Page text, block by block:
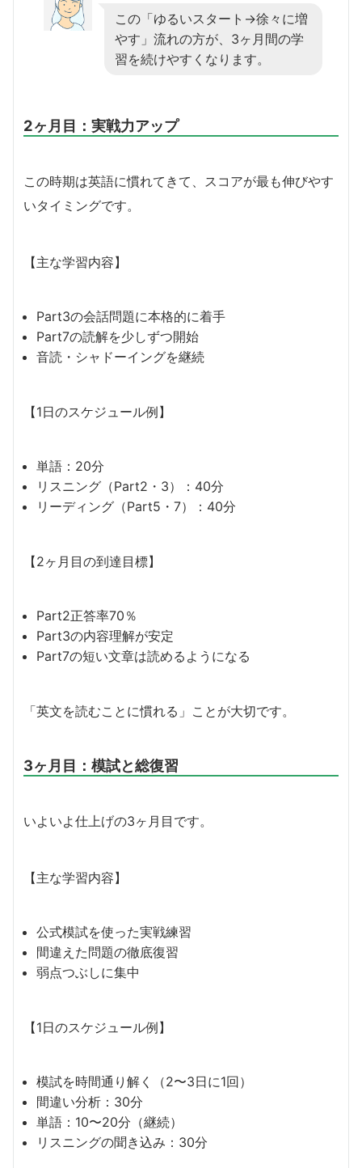
この「ゆるいスタート→徐々に増
やす」流れの方が、3ヶ月間の学
習を続けやすくなります。
2ヶ月目：実戦力アップ
この時期は英語に慣れてきて、スコアが最も伸びやす
いタイミングです。
【主な学習内容】
Part3の会話問題に本格的に着手
Part7の読解を少しずつ開始
音読・シャドーイングを継続
【1日のスケジュール例】
単語：20分
リスニング（Part2・3）：40分
リーディング（Part5・7）：40分
【2ヶ月目の到達目標】
Part2正答率70％
Part3の内容理解が安定
Part7の短い文章は読めるようになる
「英文を読むことに慣れる」ことが大切です。
3ヶ月目：模試と総復習
いよいよ仕上げの3ヶ月目です。
【主な学習内容】
公式模試を使った実戦練習
間違えた問題の徹底復習
弱点つぶしに集中
【1日のスケジュール例】
模試を時間通り解く（2〜3日に1回）
間違い分析：30分
単語：10〜20分（継続）
リスニングの聞き込み：30分